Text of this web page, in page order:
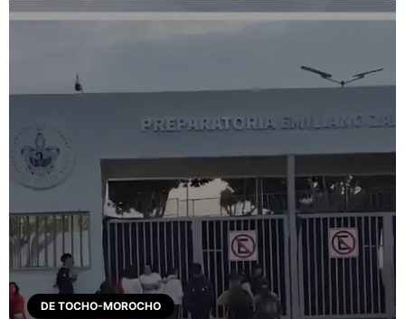
DE TOCHO-MOROCHO